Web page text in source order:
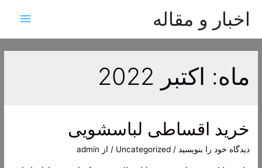
اخبار و مقاله
اصلی
ماه: اکتبر 2022
خرید اقساطی لباسشویی
دیدگاه‌ خود را بنویسید /
Uncategorized / از admin